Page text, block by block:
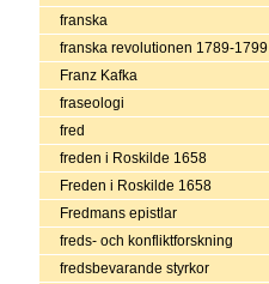
franska
franska revolutionen 1789-1799
Franz Kafka
fraseologi
fred
freden i Roskilde 1658
Freden i Roskilde 1658
Fredmans epistlar
freds- och konfliktforskning
fredsbevarande styrkor